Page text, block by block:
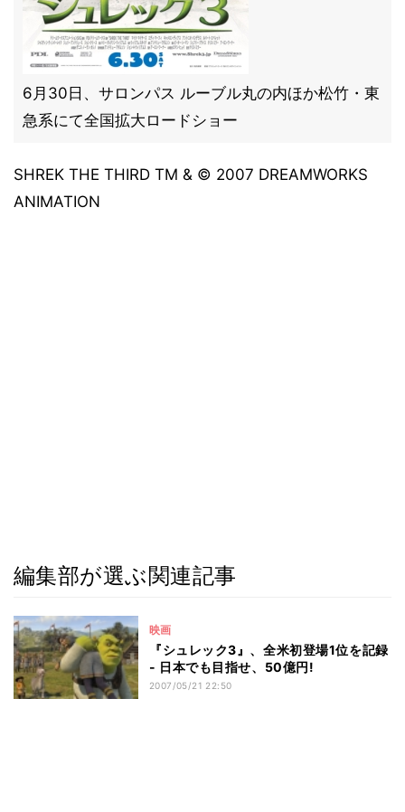
6月30日、サロンパス ルーブル丸の内ほか松竹・東
急系にて全国拡大ロードショー
SHREK THE THIRD TM & © 2007 DREAMWORKS
ANIMATION
編集部が選ぶ関連記事
映画
『シュレック3』、全米初登場1位を記録
- 日本でも目指せ、50億円!
2007/05/21 22:50